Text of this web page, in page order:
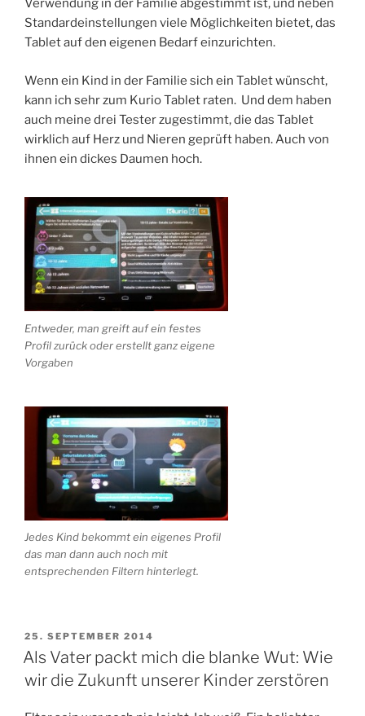
Verwendung in der Familie abgestimmt ist, und neben
Standardeinstellungen viele Möglichkeiten bietet, das
Tablet auf den eigenen Bedarf einzurichten.
Wenn ein Kind in der Familie sich ein Tablet wünscht,
kann ich sehr zum Kurio Tablet raten. Und dem haben
auch meine drei Tester zugestimmt, die das Tablet
wirklich auf Herz und Nieren geprüft haben. Auch von
ihnen ein dickes Daumen hoch.
Entweder, man greift auf ein festes
Profil zurück oder erstellt ganz eigene
Vorgaben
Jedes Kind bekommt ein eigenes Profil
das man dann auch noch mit
entsprechenden Filtern hinterlegt.
VERÖFFENTLICHT
AM
25. SEPTEMBER 2014
Als Vater packt mich die blanke Wut: Wie
wir die Zukunft unserer Kinder zerstören